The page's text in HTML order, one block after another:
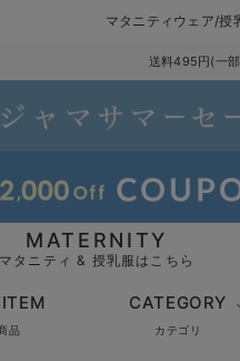
マタニティウェア/授
送料495円(一
MATERNITY
マタニティ & 授乳服はこちら
品
CATEGORY
カテゴリ